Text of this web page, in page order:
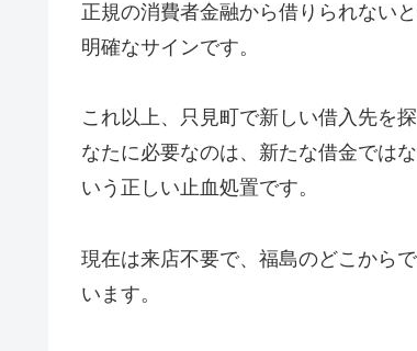
正規の消費者金融から借りられない
明確なサインです。
これ以上、只見町で新しい借入先を
なたに必要なのは、新たな借金では
いう正しい止血処置です。
現在は来店不要で、福島のどこから
います。